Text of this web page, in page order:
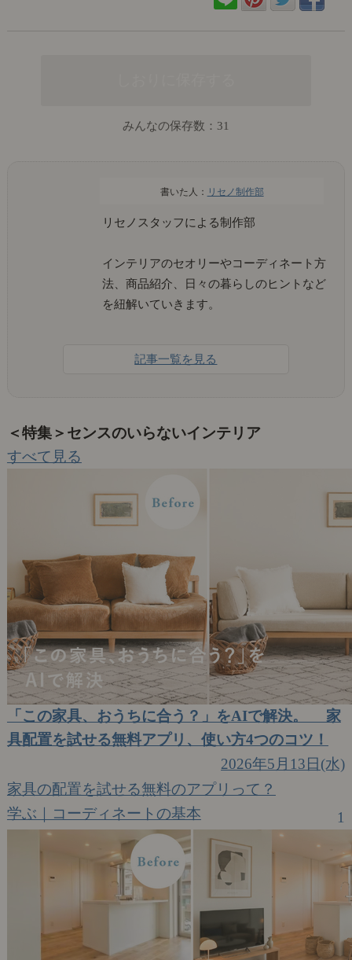
みんなの保存数： 31
リセノ制作部
リセノスタッフによる制作部
インテリアのセオリーやコーディネート方
法、商品紹介、日々の暮らしのヒントなど
を紐解いていきます。
記事一覧を見る
＜特集＞センスのいらないインテリア
すべて見る
「この家具、おうちに合う？」をAIで解決。 家
具配置を試せる無料アプリ、使い方4つのコツ！
2026年5月13日(水)
家具の配置を試せる無料のアプリって？
学ぶ｜コーディネートの基本
1